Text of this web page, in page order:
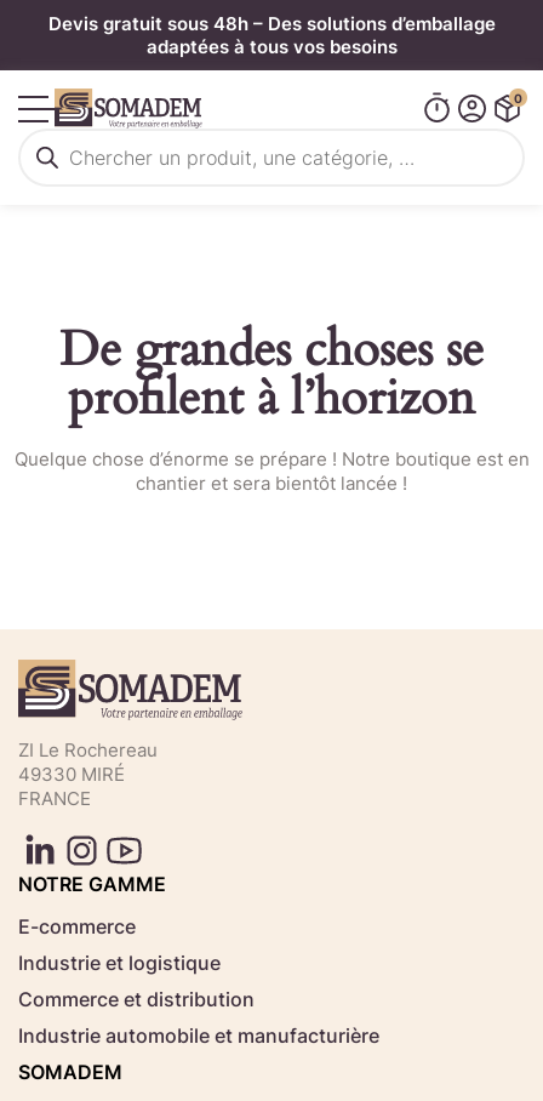
Devis gratuit sous 48h – Des solutions d’emballage
adaptées à tous vos besoins
de
0
De grandes choses se
profilent à l’horizon
Quelque chose d’énorme se prépare ! Notre boutique est en
chantier et sera bientôt lancée !
commande rapide
Aucun fichier
Télécharger
ZI Le Rochereau
49330 MIRÉ
FRANCE
NOTRE GAMME
E-commerce
Industrie et logistique
Commerce et distribution
Industrie automobile et manufacturière
SOMADEM
Panneau de gestion des cookies